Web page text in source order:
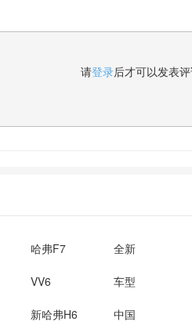
请登录后才可以发表
哈弗F7 全新
VV6 车型
新哈弗H6 中国